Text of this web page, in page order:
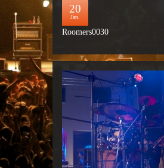
20
Jan.
Roomers0030